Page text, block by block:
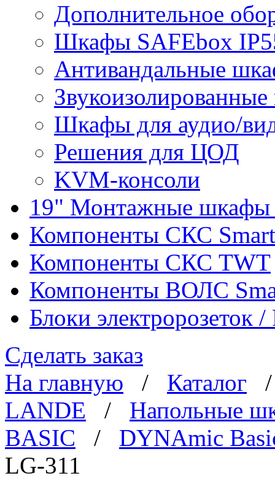
Дополнительное
Шкафы SAFEbox
Антивандальные
Шкафы для аудио/
Решения для ЦОД
KVM-консоли
19" Монтажные шкафы
Компоненты СКС
Компоненты СКС TWT
Компоненты ВОЛС
Блоки электророзеток
Сделать заказ
На главную / Каталог
LANDE / Напольные
BASIC / DYNAmic
LG-311